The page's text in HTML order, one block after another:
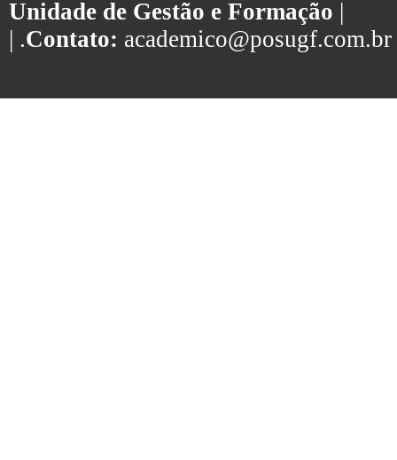
Unidade de Gestão e Formação |
| .Contato: academico@posugf.com.br